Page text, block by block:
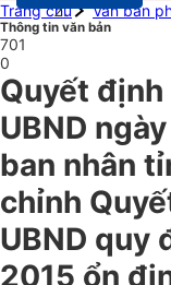
Trang chủ
Văn bản
Thông tin văn bản
701
0
Quyết
UBND
ban nhân
chỉnh
UBND quy
2015 ổn